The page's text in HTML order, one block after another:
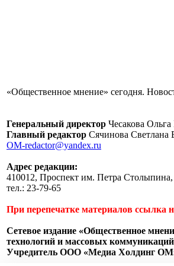
«Общественное мнение» сегодня.
Генеральный директор Чесакова
Главный редактор Сячинова Светлана
OM-redactor@yandex.ru
Адрес редакции:
410012, Проспект им. Петра
тел.: 23-79-65
При перепечатке материалов ссылка
Сетевое издание «Общественное
технологий и массовых
Учредитель ООО «Медиа Холдинг